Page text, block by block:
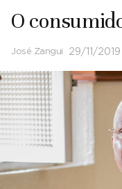
O
José Zangui 29/11/2019